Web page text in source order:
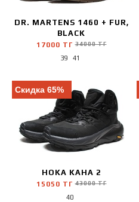
DR. MARTENS 1460 + FUR,
BLACK
17000 ТГ34000 ТГ
39 41
Скидка 65%
HOKA KAHA 2
15050 ТГ43000 ТГ
40